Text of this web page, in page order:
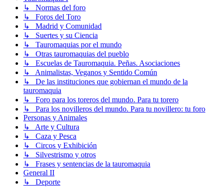
↳ Normas del foro
↳ Foros del Toro
↳ Madrid y Comunidad
↳ Suertes y su Ciencia
↳ Tauromaquias por el mundo
↳ Otras tauromaquias del pueblo
↳ Escuelas de Tauromaquia. Peñas. Asociaciones
↳ Animalistas, Veganos y Sentido Común
↳ De las instituciones que gobiernan el mundo de la
tauromaquia
↳ Foro para los toreros del mundo. Para tu torero
↳ Para los novilleros del mundo. Para tu novillero: tu foro
Personas y Animales
↳ Arte y Cultura
↳ Caza y Pesca
↳ Circos y Exhibición
↳ Silvestrismo y otros
↳ Frases y sentencias de la tauromaquia
General II
↳ Deporte